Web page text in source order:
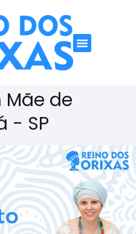
de
- SP